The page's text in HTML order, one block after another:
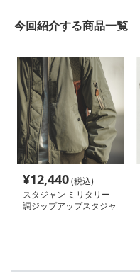
今回紹介する商品一覧
¥12,440(税込)
スタジャン ミリタリー
調ジップアップスタジャ